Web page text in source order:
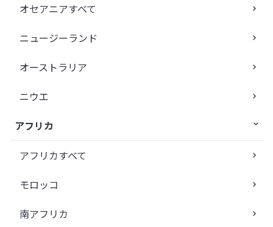
オセアニアすべて
ニュージーランド
オーストラリア
ニウエ
アフリカ
アフリカすべて
モロッコ
南アフリカ